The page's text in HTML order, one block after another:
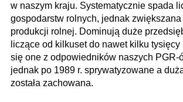
w naszym kraju. Systematycznie spada
gospodarstw rolnych, jednak
produkcji rolnej. Dominują duże
liczące od kilkuset do nawet kilku tysięcy
się one z odpowiedników naszych PGR-
jednak po 1989 r. sprywatyzowane a
została zachowana.